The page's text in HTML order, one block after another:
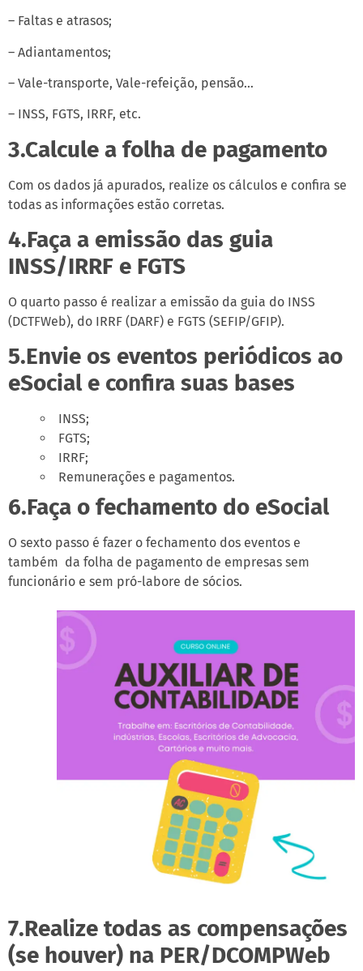
– Faltas e atrasos;
– Adiantamentos;
– Vale-transporte, Vale-refeição, pensão…
– INSS, FGTS, IRRF, etc.
3.Calcule a folha de pagamento
Com os dados já apurados, realize os cálculos e confira se
todas as informações estão corretas.
4.Faça a emissão das guia
INSS/IRRF e FGTS
O quarto passo é realizar a emissão da guia do INSS
(DCTFWeb), do IRRF (DARF) e FGTS (SEFIP/GFIP).
5.Envie os eventos periódicos ao
eSocial e confira suas bases
INSS;
FGTS;
IRRF;
Remunerações e pagamentos.
6.Faça o fechamento do eSocial
O sexto passo é fazer o fechamento dos eventos e
também da folha de pagamento de empresas sem
funcionário e sem pró-labore de sócios.
7.Realize todas as compensações
(se houver) na PER/DCOMPWeb